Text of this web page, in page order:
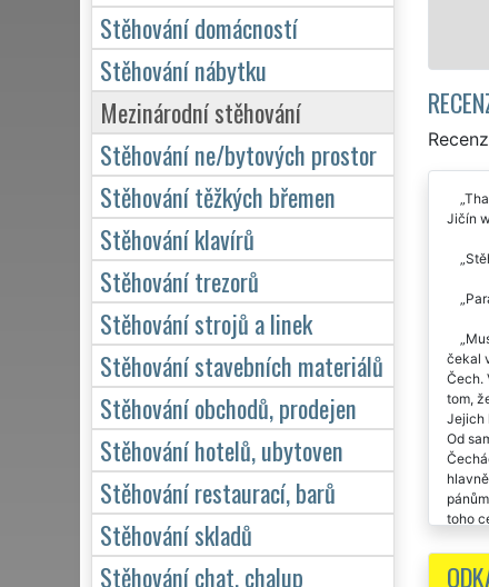
Jičín
čekal
Čech.
tom,
Jejich
Od
toho
Stěhování domácností
Stěhování nábytku
Mezinárodní stěhování
Stěhování ne/bytových prostor
Stěhování těžkých břemen
Stěhování klavírů
Stěhování trezorů
Stěhování strojů a linek
Stěhování stavebních materiálů
Stěhování obchodů, prodejen
Stěhování hotelů, ubytoven
Stěhování restaurací, barů
Stěhování skladů
Stěhování chat, chalup